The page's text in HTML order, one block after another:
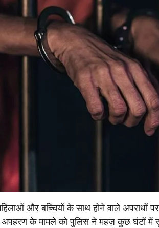
और बच्चियों के साथ होने वाले अपराधों
अपहरण के मामले को पुलिस ने महज़ कुछ घंटों में